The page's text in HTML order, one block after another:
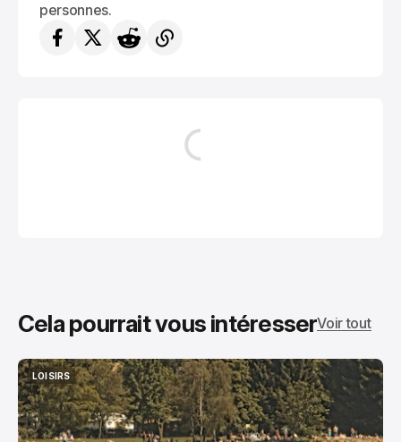
personnes.
Cela pourrait vous intéresserVoir tout
LOISIRS
LOISIRS